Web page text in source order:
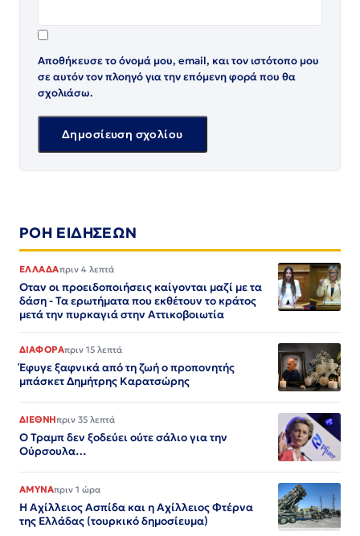
Αποθήκευσε το όνομά μου, email, και τον ιστότοπο μου
σε αυτόν τον πλοηγό για την επόμενη φορά που θα
σχολιάσω.
ΡΟΗ ΕΙΔΗΣΕΩΝ
ΕΛΛΑΔΑπριν 4 λεπτά
Οταν οι προειδοποιήσεις καίγονται μαζί με τα
δάση - Τα ερωτήματα που εκθέτουν το κράτος
μετά την πυρκαγιά στην Αττικοβοιωτία
ΔΙΑΦΟΡΑπριν 15 λεπτά
Έφυγε ξαφνικά από τη ζωή ο προπονητής
μπάσκετ Δημήτρης Καρατσώρης
ΔΙΕΘΝΗπριν 35 λεπτά
Ο Τραμπ δεν ξοδεύει ούτε σάλιο για την
Ούρσουλα…
ΑΜΥΝΑπριν 1 ώρα
Η Αχίλλειος Ασπίδα και η Αχίλλειος Φτέρνα
της Ελλάδας (τουρκικό δημοσίευμα)